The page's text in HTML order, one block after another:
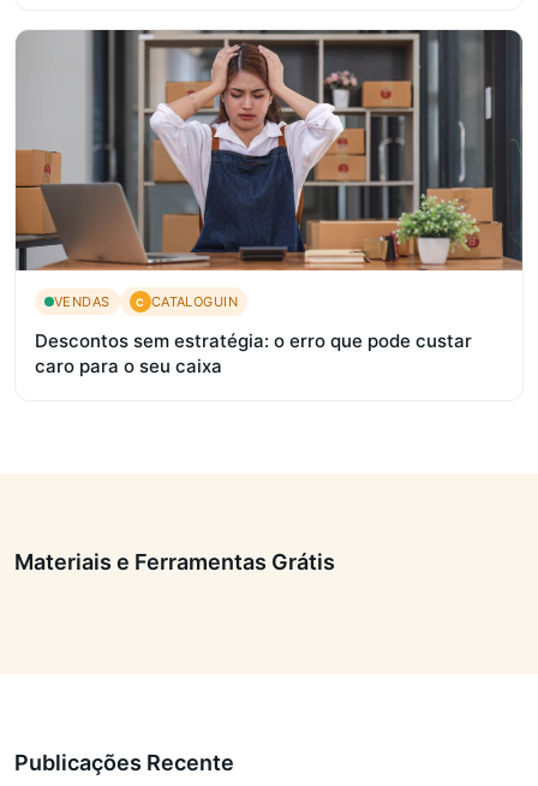
VENDAS C CATALOGUIN
Descontos sem estratégia: o erro que pode custar
caro para o seu caixa
Materiais e Ferramentas Grátis
Publicações Recente